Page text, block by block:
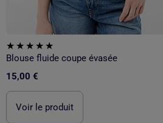
Blouse fluide coupe évasée
15,00 €
Voir le produit